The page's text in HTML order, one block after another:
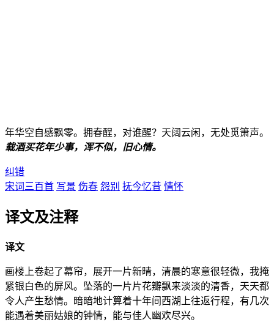
年华空自感飘零。拥春酲，对谁醒？天阔云闲，无处觅箫声。
载酒买花年少事，浑不似，旧心情。
纠错
宋词三百首 写景 伤春 怨别 抚今忆昔 情怀
译文及注释
译文
画楼上卷起了幕帘，展开一片新晴，清晨的寒意很轻微，我掩
紧银白色的屏风。坠落的一片片花瓣飘来淡淡的清香，天天都
令人产生愁情。暗暗地计算着十年间西湖上往返行程，有几次
能遇着美丽姑娘的钟情，能与佳人幽欢尽兴。